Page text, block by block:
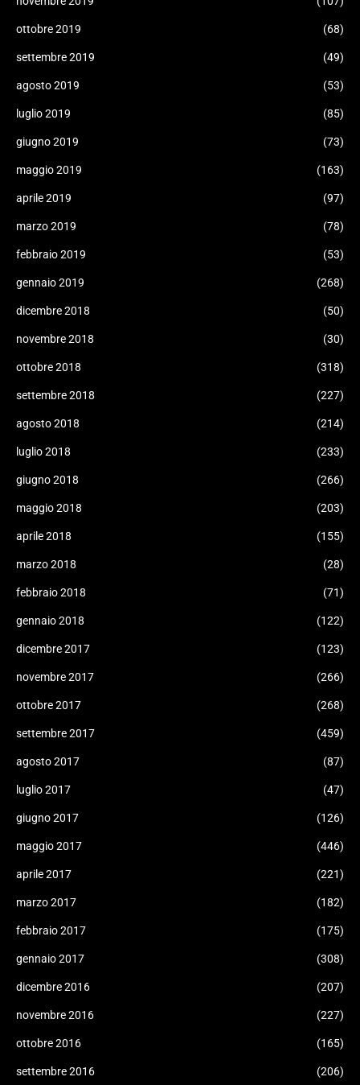
ottobre 2019 (68)
settembre 2019 (49)
agosto 2019 (53)
luglio 2019 (85)
giugno 2019 (73)
maggio 2019 (163)
aprile 2019 (97)
marzo 2019 (78)
febbraio 2019 (53)
gennaio 2019 (268)
dicembre 2018 (50)
novembre 2018 (30)
ottobre 2018 (318)
settembre 2018 (227)
agosto 2018 (214)
luglio 2018 (233)
giugno 2018 (266)
maggio 2018 (203)
aprile 2018 (155)
marzo 2018 (28)
febbraio 2018 (71)
gennaio 2018 (122)
dicembre 2017 (123)
novembre 2017 (266)
ottobre 2017 (268)
settembre 2017 (459)
agosto 2017 (87)
luglio 2017 (47)
giugno 2017 (126)
maggio 2017 (446)
aprile 2017 (221)
marzo 2017 (182)
febbraio 2017 (175)
gennaio 2017 (308)
dicembre 2016 (207)
novembre 2016 (227)
ottobre 2016 (165)
settembre 2016 (206)